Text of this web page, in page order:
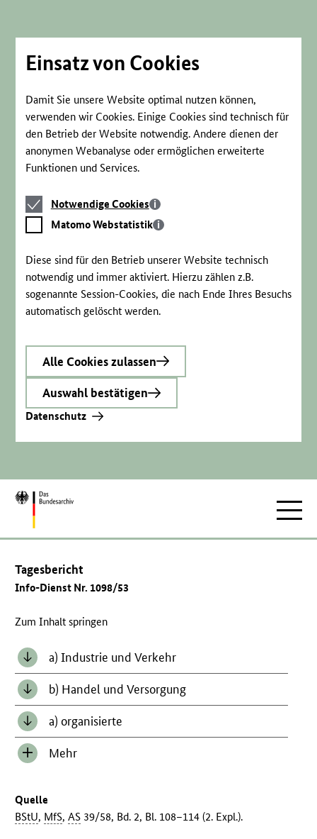
Einsatz von Cookies
Damit Sie unsere Website optimal nutzen können,
verwenden wir Cookies. Einige Cookies sind technisch für
den Betrieb der Website notwendig. Andere dienen der
anonymen Webanalyse oder ermöglichen erweiterte
Funktionen und Services.
Notwendige
Cookies
Notwendige Cookies
Matomo
Webstatistik
Matomo Webstatistik
Diese sind für den Betrieb unserer Website technisch
notwendig und immer aktiviert. Hierzu zählen z.B.
sogenannte Session-Cookies, die nach Ende Ihres Besuchs
automatisch gelöscht werden.
Alle Cookies zulassen
Auswahl bestätigen
Datenschutz
Zur
Tagesbericht
Info-Dienst Nr. 1098/53
Zum Inhalt springen
a) Industrie und Verkehr
b) Handel und Versorgung
a) organisierte
Inhalt Mehr
Quelle
BStU, MfS,AS 39/58, Bd. 2, Bl. 108–114 (2. Expl.).